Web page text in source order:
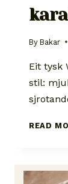
By Bakar
Eit tysk
stil:
READ